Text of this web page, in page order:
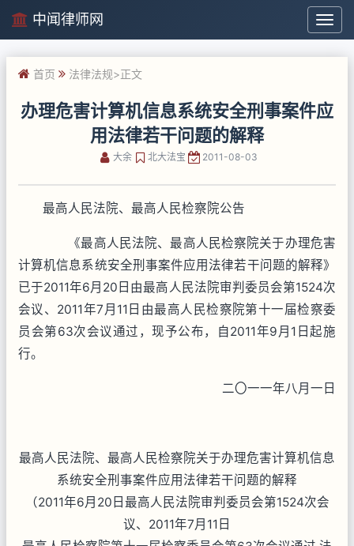
中
闻
律
中闻律师网
首页 法律法规>正文
办理危害计算机信息系统安全刑事案件应
用法律若干问题的解释
大余 北大法宝 2011-08-03
最高人民法院、最高人民检察院公告
《最高人民法院、最高人民检察院关于办理危害
计算机信息系统安全刑事案件应用法律若干问题的解释》
已于2011年6月20日由最高人民法院审判委员会第1524次
会议、2011年7月11日由最高人民检察院第十一届检察委
员会第63次会议通过，现予公布，自2011年9月1日起施
行。
二〇一一年八月一日
最高人民法院、最高人民检察院关于办理危害计算机信息
系统安全刑事案件应用法律若干问题的解释
（2011年6月20日最高人民法院审判委员会第1524次会
议、2011年7月11日